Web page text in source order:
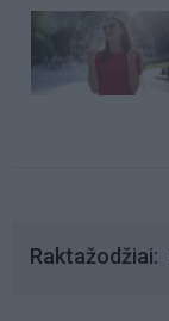
Raktažodžiai